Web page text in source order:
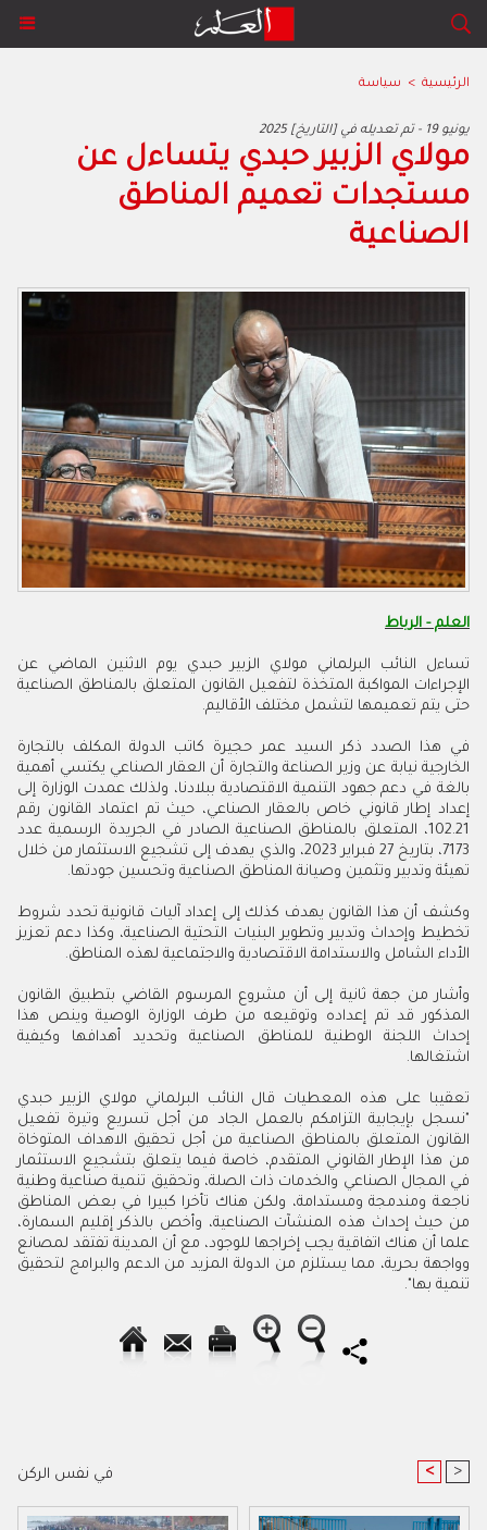
الرئيسية > سياسة
2025 يونيو 19 - تم تعديله في [التاريخ]
مولاي الزبير حبدي يتساءل عن
مستجدات تعميم المناطق
الصناعية
العلم - الرباط
تساءل النائب البرلماني مولاي الزبير حبدي يوم الاثنين الماضي عن
الإجراءات المواكبة المتخذة لتفعيل القانون المتعلق بالمناطق الصناعية
حتى يتم تعميمها لتشمل مختلف الأقاليم.
في هذا الصدد ذكر السيد عمر حجيرة كاتب الدولة المكلف بالتجارة
الخارجية نيابة عن وزير الصناعة والتجارة أن العقار الصناعي يكتسي أهمية
بالغة في دعم جهود التنمية الاقتصادية ببلادنا، ولذلك عمدت الوزارة إلى
إعداد إطار قانوني خاص بالعقار الصناعي، حيث تم اعتماد القانون رقم
102.21، المتعلق بالمناطق الصناعية الصادر في الجريدة الرسمية عدد
7173، بتاريخ 27 فبراير 2023، والذي يهدف إلى تشجيع الاستثمار من خلال
تهيئة وتدبير وتثمين وصيانة المناطق الصناعية وتحسين جودتها.
وكشف أن هذا القانون يهدف كذلك إلى إعداد آليات قانونية تحدد شروط
تخطيط وإحداث وتدبير وتطوير البنيات التحتية الصناعية، وكذا دعم تعزيز
الأداء الشامل والاستدامة الاقتصادية والاجتماعية لهذه المناطق.
وأشار من جهة ثانية إلى أن مشروع المرسوم القاضي بتطبيق القانون
المذكور قد تم إعداده وتوقيعه من طرف الوزارة الوصية وينص هذا
إحداث اللجنة الوطنية للمناطق الصناعية وتحديد أهدافها وكيفية
اشتغالها.
تعقيبا على هذه المعطيات قال النائب البرلماني مولاي الزبير حبدي
"نسجل بإيجابية التزامكم بالعمل الجاد من أجل تسريع وتيرة تفعيل
القانون المتعلق بالمناطق الصناعية من أجل تحقيق الاهداف المتوخاة
من هذا الإطار القانوني المتقدم، خاصة فيما يتعلق بتشجيع الاستثمار
في المجال الصناعي والخدمات ذات الصلة، وتحقيق تنمية صناعية وطنية
ناجعة ومندمجة ومستدامة، ولكن هناك تأخرا كبيرا في بعض المناطق
من حيث إحداث هذه المنشآت الصناعية، وأخص بالذكر إقليم السمارة،
علما أن هناك اتفاقية يجب إخراجها للوجود، مع أن المدينة تفتقد لمصانع
وواجهة بحرية، مما يستلزم من الدولة المزيد من الدعم والبرامج لتحقيق
تنمية بها".
في نفس الركن < >